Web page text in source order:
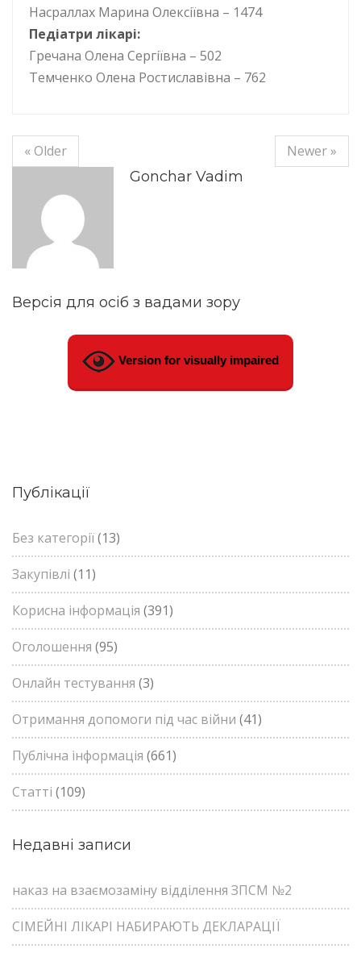
Насраллах Марина Олексіївна – 1474
Педіатри лікарі:
Гречана Олена Сергіївна – 502
Темченко Олена Ростиславівна – 762
« Older
Newer »
Gonchar Vadim
Версія для осіб з вадами зору
Version for visually impaired
Публікації
Без категорії(13)
Закупівлі (11)
Корисна інформація (391)
Оголошення (95)
Онлайн тестування (3)
Отримання допомоги під час війни (41)
Публічна інформація (661)
Статті (109)
Недавні записи
наказ на взаємозаміну відділення ЗПСМ №2
СІМЕЙНІ ЛІКАРІ НАБИРАЮТЬ ДЕКЛАРАЦІЇ